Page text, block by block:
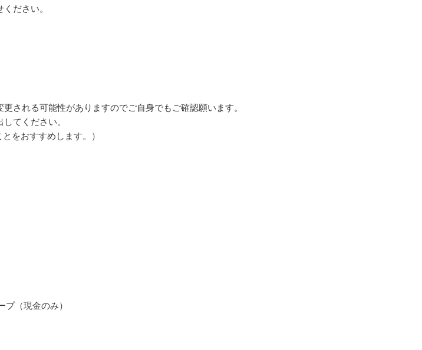
ださい。
れる可能性がありますのでご自身でもご確認願います。
てください。
をおすすめします。）
（現金のみ）